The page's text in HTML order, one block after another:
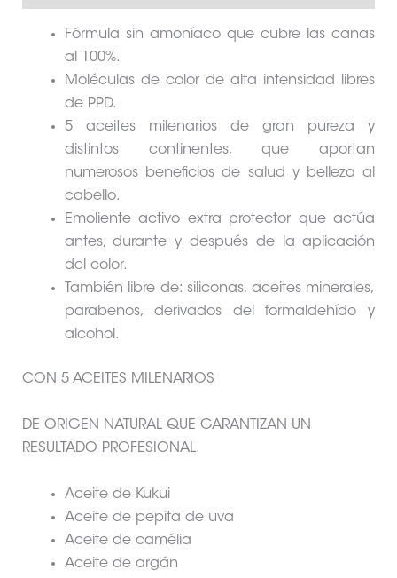
Fórmula sin amoníaco que cubre las canas
al 100%.
Moléculas de color de alta intensidad libres
de PPD.
5 aceites milenarios de gran pureza y
distintos continentes, que aportan
numerosos beneficios de salud y belleza al
cabello.
Emoliente activo extra protector que actúa
antes, durante y después de la aplicación
del color.
También libre de: siliconas, aceites minerales,
parabenos, derivados del formaldehído y
alcohol.
CON 5 ACEITES MILENARIOS
DE ORIGEN NATURAL QUE GARANTIZAN UN
RESULTADO PROFESIONAL.
Aceite de Kukui
Aceite de pepita de uva
Aceite de camélia
Aceite de argán